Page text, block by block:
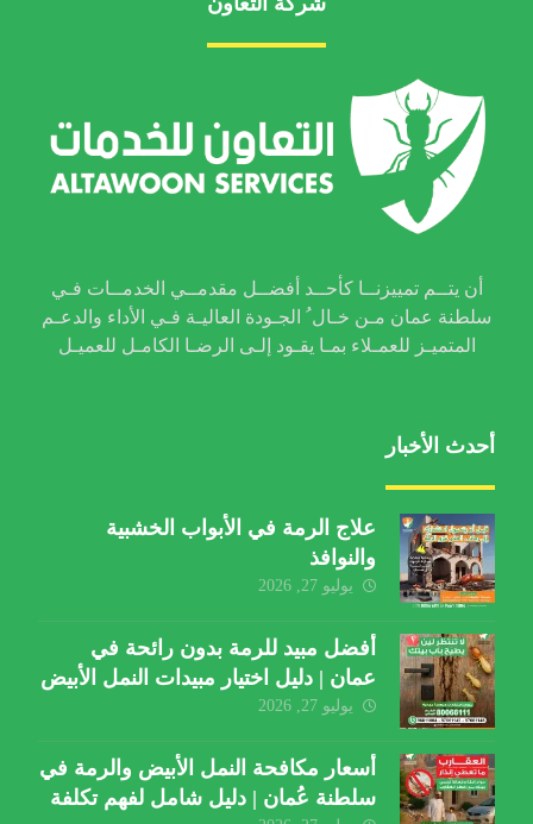
أن يتــم تمييزنــا كأحــد أفضــل مقدمــي الخدمــات فـي
سلطنة عمان مـن خـال ُ الجـودة العاليـة فـي الأداء والدعـم
المتميـز للعمـلاء بمـا يقـود إلـى الرضـا الكامـل للعميـل
أحدث الأخبار
علاج الرمة في الأبواب الخشبية
والنوافذ
يوليو 27, 2026
أفضل مبيد للرمة بدون رائحة في
عمان | دليل اختيار مبيدات النمل الأبيض
يوليو 27, 2026
أسعار مكافحة النمل الأبيض والرمة في
سلطنة عُمان | دليل شامل لفهم تكلفة